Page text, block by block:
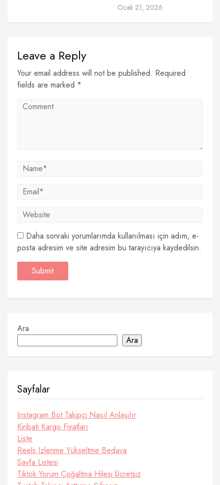
Ocak 21, 2026
Leave a Reply
Your email address will not be published. Required
fields are marked *
Daha sonraki yorumlarımda kullanılması için adım, e-
posta adresim ve site adresim bu tarayıcıya kaydedilsin.
Ara
Ara
Sayfalar
Instagram Bot Takipçi Nasıl Anlaşılır
Kiribati Kargo Fiyatları
Liste
Reels Izlenme Yükseltme Bedava
Sayfa Listesi
Tiktok Yorum Çoğaltma Hilesi Ücretsiz